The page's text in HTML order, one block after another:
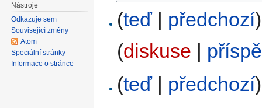
(teď| předchozí)
(diskuse |
(teď| předchozí)
Nástroje
Odkazuje sem
Související změny
Atom
Speciální stránky
Informace o stránce